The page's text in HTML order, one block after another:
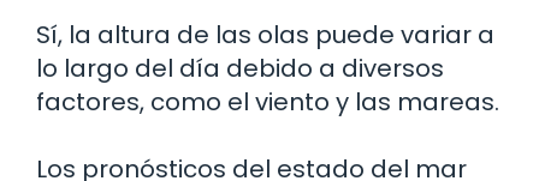
Sí, la altura de las olas puede variar a
lo largo del día debido a diversos
factores, como el viento y las mareas.
Los pronósticos del estado del mar